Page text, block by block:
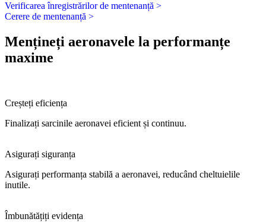
Verificarea înregistrărilor de mentenanță >
Cerere de mentenanță >
Mențineți aeronavele la performanțe
maxime
Creșteți eficiența
Finalizați sarcinile aeronavei eficient și continuu.
Asigurați siguranța
Asigurați performanța stabilă a aeronavei, reducând cheltuielile
inutile.
Îmbunătățiți evidența